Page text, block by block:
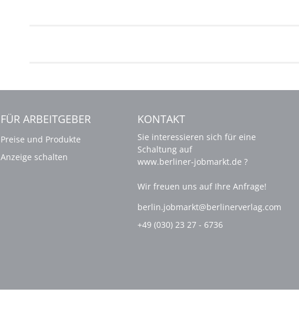
FÜR ARBEITGEBER
Preise und Produkte
Anzeige schalten
KONTAKT
Sie interessieren sich für eine
Schaltung auf
www.berliner-jobmarkt.de ?
Wir freuen uns auf Ihre Anfrage!
berlin.jobmarkt@berlinerverlag.com
+49 (030) 23 27 - 6736